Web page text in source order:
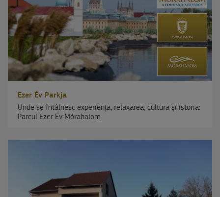
Ezer Év Parkja
Unde se întâlnesc experiența, relaxarea, cultura și istoria:
Parcul Ezer Év Mórahalom